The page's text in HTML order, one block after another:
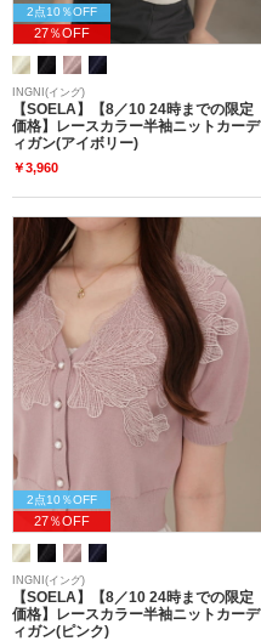
2点10％OFF
27％OFF
INGNI(イング)
【SOELA】【8／10 24時までの限定
価格】レースカラー半袖ニットカーデ
ィガン(アイボリー)
￥3,960
2点10％OFF
27％OFF
INGNI(イング)
【SOELA】【8／10 24時までの限定
価格】レースカラー半袖ニットカーデ
ィガン(ピンク)